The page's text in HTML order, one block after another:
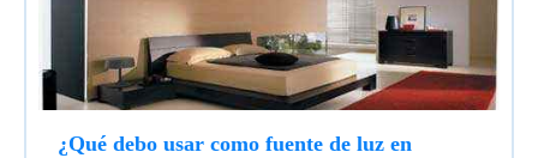
¿Qué debo usar como fuente de luz en